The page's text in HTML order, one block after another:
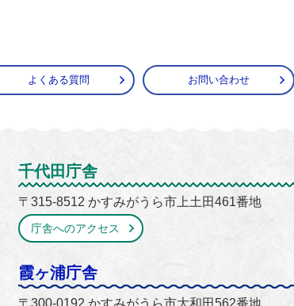
よくある質問 お問い合わせ
かすみがうら市
千代田庁舎
〒315-8512 かすみがうら市上土田461番地
庁舎へのアクセス
霞ヶ浦庁舎
〒300-0192 かすみがうら市大和田562番地